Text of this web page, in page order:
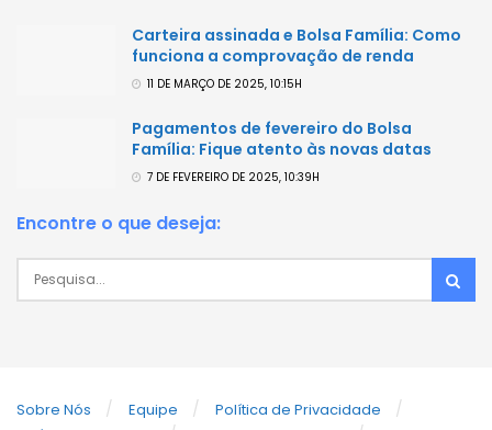
Carteira assinada e Bolsa Família: Como
funciona a comprovação de renda
11 DE MARÇO DE 2025, 10:15H
Pagamentos de fevereiro do Bolsa
Família: Fique atento às novas datas
7 DE FEVEREIRO DE 2025, 10:39H
Encontre o que deseja:
Sobre Nós Equipe
Política de Privacidade